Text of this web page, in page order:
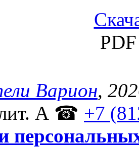
Варион,
А ☎ +7